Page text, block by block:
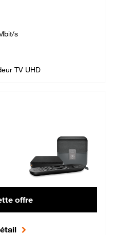
s
TV UHD
42,99 € par mois, Engagement 12 mois
offre